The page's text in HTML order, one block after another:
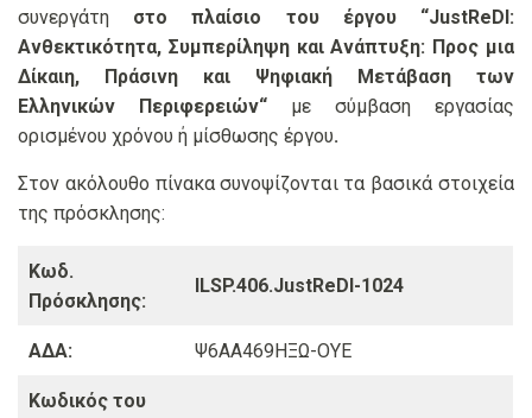
συνεργάτη στο πλαίσιο του έργου “JustReDI:
Ανθεκτικότητα, Συμπερίληψη και Ανάπτυξη: Προς μια
Δίκαιη, Πράσινη και Ψηφιακή Μετάβαση των
Ελληνικών Περιφερειών“ με σύμβαση εργασίας
ορισμένου χρόνου ή μίσθωσης έργου.
Στον ακόλουθο πίνακα συνοψίζονται τα βασικά στοιχεία
της πρόσκλησης:
Κωδ.
Πρόσκλησης:
ILSP.406.JustReDI-1024
ΑΔΑ: Ψ6ΑΑ469ΗΞΩ-ΟΥΕ
Κωδικός του